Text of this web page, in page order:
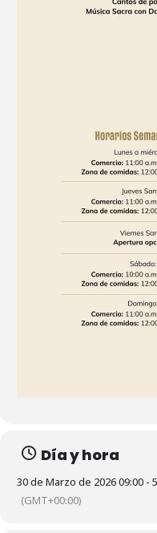
Día y hora
30 de Marzo de 2026 09:00 -
(GMT+00:00)